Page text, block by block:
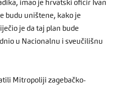
imao je hrvatski oficir Ivan
budu uništene, kako je
je da taj plan bude
u Nacionalnu i sveučilišnu
Mitropoliji zagebačko-